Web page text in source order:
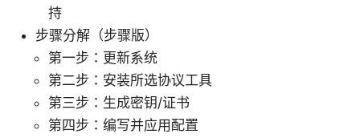
持
步骤分解（步骤版）
第一步：更新系统
第二步：安装所选协议工具
第三步：生成密钥/证书
第四步：编写并应用配置